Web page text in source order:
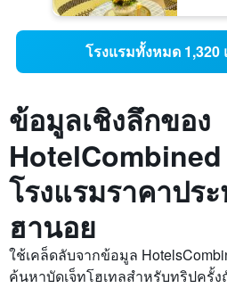
โรงแรมทั้งหมด 1,320
ข้อมูลเชิงลึกของ
โรงแรมราคาปร
ฮานอย
ใช้เคล็ดลับจากข้อมูล
ค้นหาบัดเจ็ทโฮเทลสำหรับทริปครั้